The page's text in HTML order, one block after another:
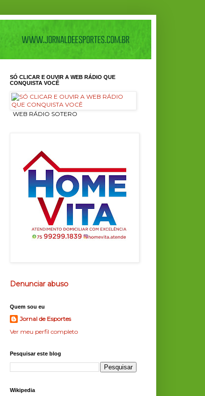
SÓ CLICAR E OUVIR A WEB RÁDIO QUE
CONQUISTA VOCÊ
ㅤ WEB RÁDIO SOTERO
Denunciar abuso
Quem sou eu
Jornal de Esportes
Ver meu perfil completo
Pesquisar este blog
Wikipedia